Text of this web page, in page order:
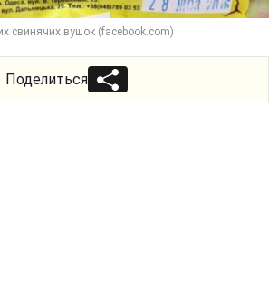
свинячих вушок (facebook.com)
Поделиться